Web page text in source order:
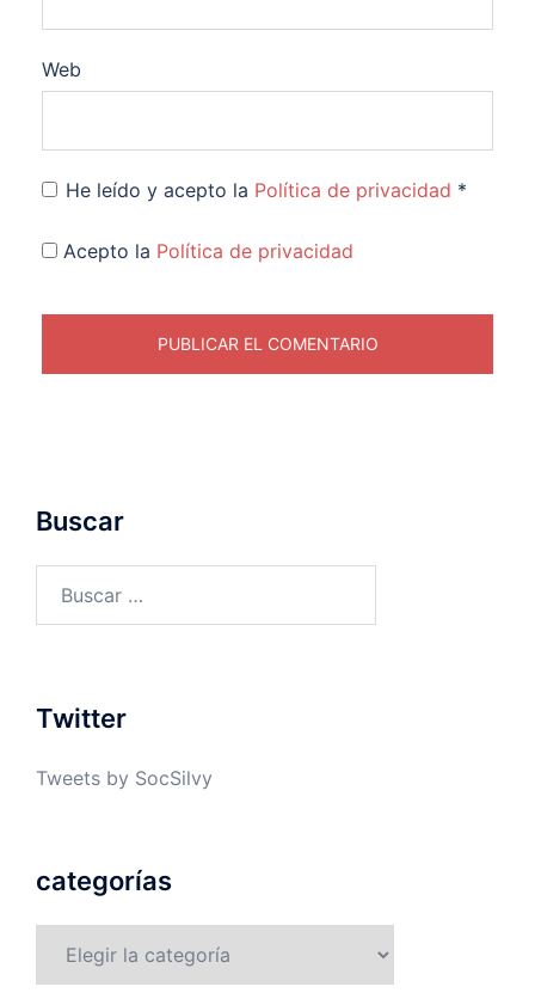
Web
He leído y acepto la Política de privacidad *
Acepto la Política de privacidad
Buscar
Twitter
Tweets by SocSilvy
categorías